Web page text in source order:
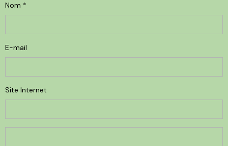
Nom
E-mail
Site Internet